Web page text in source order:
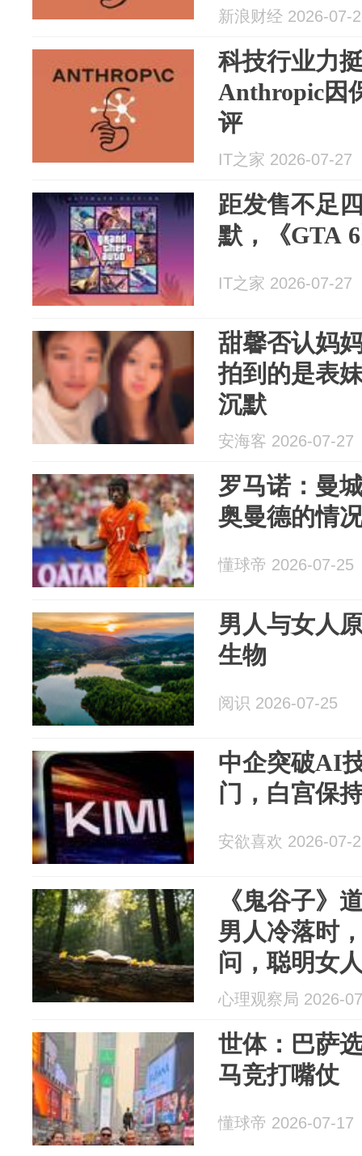
新浪财经 2026-07-
科技行业力
Anthropic因
评
IT之家 2026-07-27
距发售不足
默，《GTA
IT之家 2026-07-27
甜馨否认妈
拍到的是表
沉默
安海客 2026-07-27
罗马诺：曼
奥曼德的情
懂球帝 2026-07-25
男人与女人
生物
阅识 2026-07-25
中企突破AI
门，白宫保
安欲喜欢 2026-07-
《鬼谷子》
男人冷落时
问，聪明女
高手只用这
心理观察局 2026-
世体：巴萨
马竞打嘴仗
懂球帝 2026-07-17